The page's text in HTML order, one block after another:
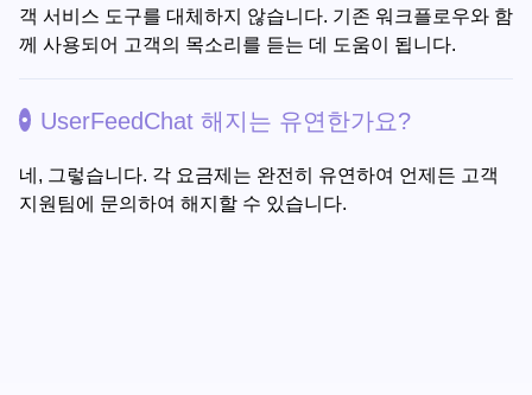
객 서비스 도구를 대체하지 않습니다. 기존 워크플로우와 함
께 사용되어 고객의 목소리를 듣는 데 도움이 됩니다.
UserFeedChat 해지는 유연한가요?
네, 그렇습니다. 각 요금제는 완전히 유연하여 언제든 고객
지원팀에 문의하여 해지할 수 있습니다.